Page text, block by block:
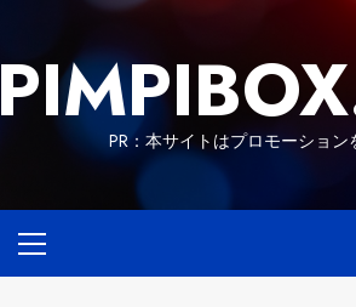
content
PR：本サイトはプロモーション
Menu